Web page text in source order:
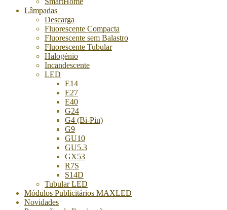
Lâmpadas
Descarga
Fluorescente Compacta
Fluorescente sem Balastro
Fluorescente Tubular
Halogénio
Incandescente
LED
E14
E27
E40
G24
G4 (Bi-Pin)
G9
GU10
GU5.3
GX53
R7S
S14D
Tubular LED
Módulos Publicitários MAXLED
Novidades